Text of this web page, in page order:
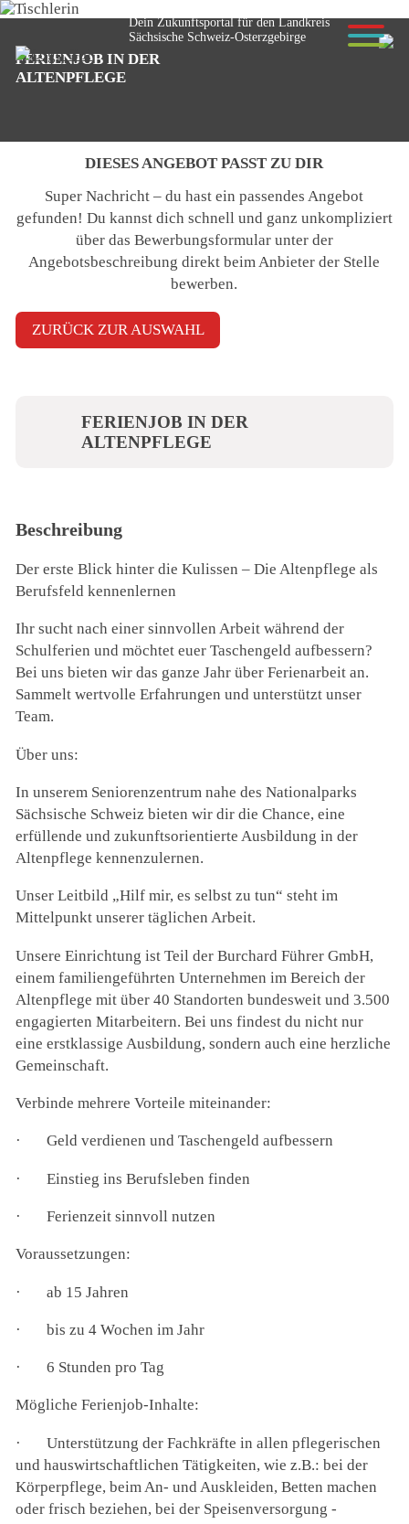
Dein Zukunftsportal für den Landkreis
Sächsische Schweiz-Osterzgebirge
© Anselm - stock.adobe.com
FERIENJOB IN DER
ALTENPFLEGE
DIESES ANGEBOT PASST ZU DIR
Super Nachricht – du hast ein passendes Angebot
gefunden! Du kannst dich schnell und ganz unkompliziert
über das Bewerbungsformular unter der
Angebotsbeschreibungdirekt beim Anbieter der Stelle
bewerben.
ZURÜCK ZUR AUSWAHL
FERIENJOB IN DER
ALTENPFLEGE
Beschreibung
Der erste Blick hinter die Kulissen – Die Altenpflege als
Berufsfeld kennenlernen
Ihr sucht nach einer sinnvollen Arbeit während der
Schulferien und möchtet euer Taschengeld aufbessern?
Bei uns bieten wir das ganze Jahr über Ferienarbeit an.
Sammelt wertvolle Erfahrungen und unterstützt unser
Team.
Über uns:
In unserem Seniorenzentrum nahe des Nationalparks
Sächsische Schweiz bieten wir dir die Chance, eine
erfüllende und zukunftsorientierte Ausbildung in der
Altenpflege kennenzulernen.
Unser Leitbild „Hilf mir, es selbst zu tun“ steht im
Mittelpunkt unserer täglichen Arbeit.
Unsere Einrichtung ist Teil der Burchard Führer GmbH,
einem familiengeführten Unternehmen im Bereich der
Altenpflege mit über 40 Standorten bundesweit und 3.500
engagierten Mitarbeitern. Bei uns findest du nicht nur
eine erstklassige Ausbildung, sondern auch eine herzliche
Gemeinschaft.
Verbinde mehrere Vorteile miteinander:
·Geld verdienen und Taschengeld aufbessern
·Einstieg ins Berufsleben finden
·Ferienzeit sinnvoll nutzen
Voraussetzungen:
·ab 15 Jahren
·bis zu 4 Wochen im Jahr
·6 Stunden pro Tag
Mögliche Ferienjob-Inhalte:
·Unterstützung der Fachkräfte in allen pflegerischen
und hauswirtschaftlichen Tätigkeiten, wie z.B.: bei der
Körperpflege, beim An- und Auskleiden, Betten machen
oder frisch beziehen, bei der Speisenversorgung -